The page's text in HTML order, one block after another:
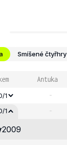
Smíšené čtyřhry
Antuka
1 -
1 -
2009